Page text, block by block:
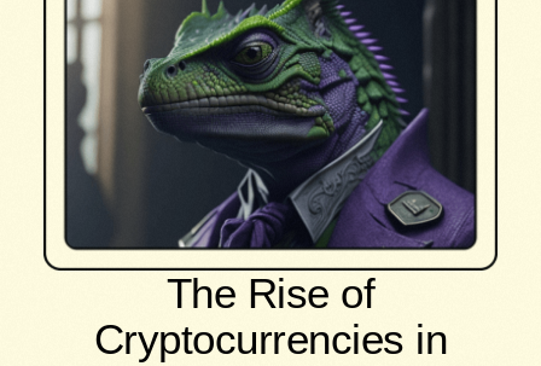
The Rise of
Cryptocurrencies in